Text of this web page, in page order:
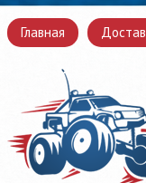
Главная